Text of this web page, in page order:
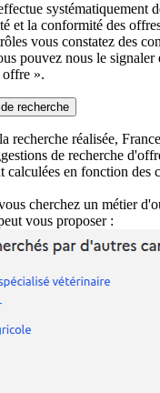
systématiquement
et la conformité des
vous constatez des
pouvez nous le signaler
offre ».
recherche
recherche réalisée,
de recherche
calculées en fonction des
cherchez un métier
vous proposer :